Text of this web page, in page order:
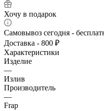
Хочу в подарок
Самовывоз сегодня -
Доставка - 800 ₽
Характеристики
Изделие
—
Излив
Производитель
—
Frap